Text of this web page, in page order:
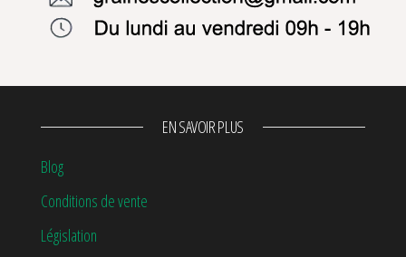
EN SAVOIR PLUS
Blog
Conditions de vente
Législation